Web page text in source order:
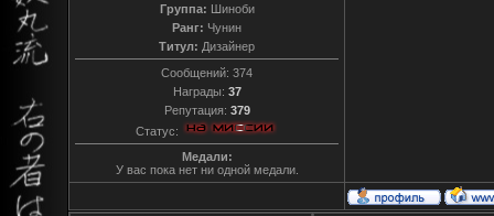
Группа: Шиноби
Ранг: Чунин
Титул: Дизайнер
Сообщений: 374
Награды: 37
Репутация: 379
Статус:
Медали:
У вас пока нет ни одной медали.